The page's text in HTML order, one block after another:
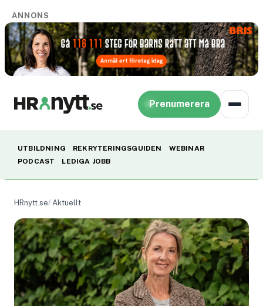
ANNONS
Prenumerera
UTBILDNING REKRYTERINGSGUIDEN
WEBINAR
PODCAST
LEDIGA JOBB
HRnytt.se Aktuellt